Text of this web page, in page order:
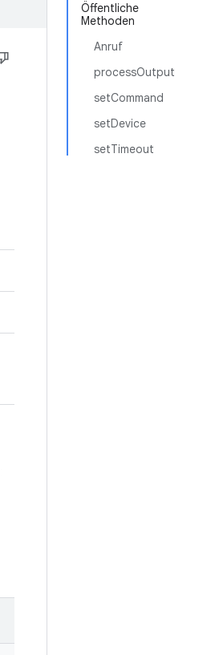
Öffentliche
Methoden
Anruf
processOutput
setCommand
setDevice
setTimeout